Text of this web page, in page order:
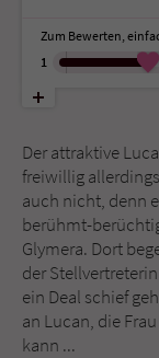
Zum Bewerten,
1
Der attraktive
freiwillig
auch nicht, denn
berühmt-
Glymera. Dort
der
ein Deal schief
an Lucan, die
kann ...
Name
Laufzeit
Zweck
Name
Anbieter